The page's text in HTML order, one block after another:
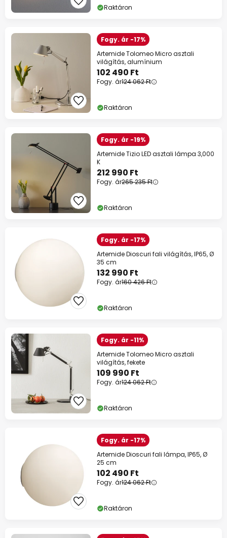
Raktáron
Fogy. ár -17%
Artemide Tolomeo Micro asztali
világítás, alumínium
102 490 Ft
Fogy. ár124 062 Ft
Raktáron
Fogy. ár -19%
Artemide Tizio LED asztali lámpa 3,000
K
212 990 Ft
Fogy. ár265 235 Ft
Raktáron
Fogy. ár -17%
Artemide Dioscuri fali világítás, IP65, Ø
35 cm
132 990 Ft
Fogy. ár160 426 Ft
Raktáron
Fogy. ár -11%
Artemide Tolomeo Micro asztali
világítás, fekete
109 990 Ft
Fogy. ár124 062 Ft
Raktáron
Fogy. ár -17%
Artemide Dioscuri fali lámpa, IP65, Ø
25 cm
102 490 Ft
Fogy. ár124 062 Ft
Raktáron